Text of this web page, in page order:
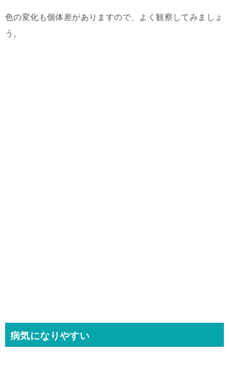
色の変化も個体差がありますので、よく観察してみましょ
う。
病気になりやすい